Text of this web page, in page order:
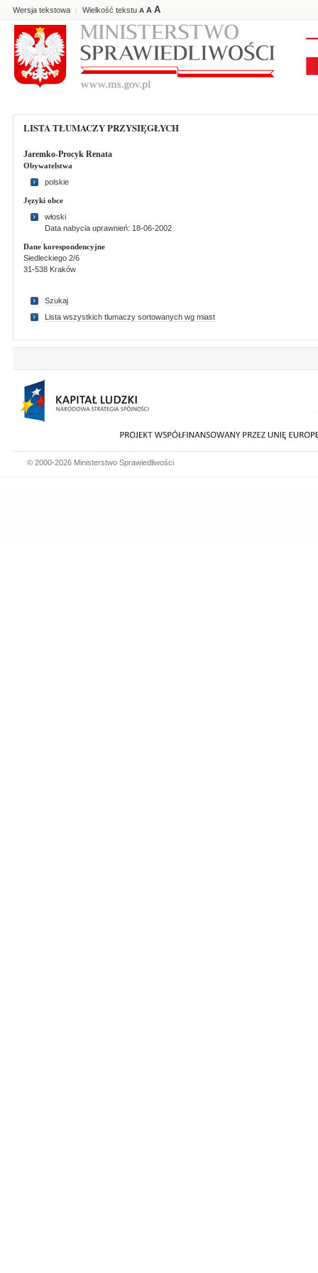
Wersja tekstowa | Wielkość tekstu A A A
LISTA TŁUMACZY PRZYSIĘGŁYCH
Jaremko-Procyk Renata
Obywatelstwa
polskie
Języki obce
włoski
Data nabycia uprawnień: 18-06-2002
Dane korespondencyjne
Siedleckiego 2/6
31-538 Kraków
Szukaj
Lista wszystkich tlumaczy sortowanych wg miast
© 2000-2026 Ministerstwo Sprawiedliwości